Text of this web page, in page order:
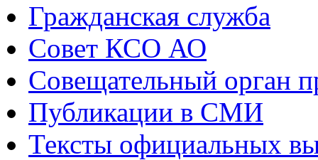
Гражданская служба
Совет КСО АО
Совещательный орган
Публикации в СМИ
Тексты официальных